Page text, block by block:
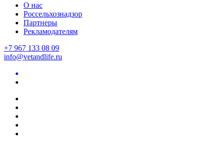
О нас
Россельхознадзор
Партнеры
Рекламодателям
+7 967 133 08 09
info@vetandlife.ru